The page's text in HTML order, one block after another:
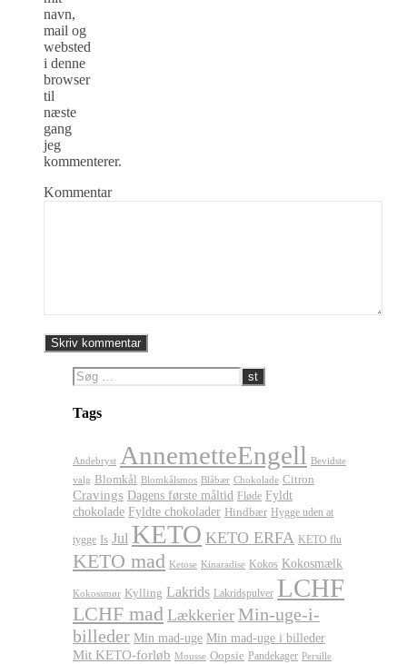
navn,
mail og
websted
i denne
browser
til
næste
gang
jeg
kommenterer.
Kommentar
Tags
Andebryst AnnemetteEngell Bevidste
valg
Blomkål Blomkålsmos Blåbær Chokolade Citron
Cravings Dagens første måltid Fløde Fyldt
chokolade Fyldte chokolader Hindbær Hygge uden at
tygge Is Jul KETO KETO ERFA KETO flu
KETO mad Ketose Kinaradise Kokos Kokosmælk
Kokossmør Kylling Lakrids Lakridspulver LCHF
LCHF mad Lækkerier Min-uge-i-
billeder Min mad-uge Min mad-uge i billeder
Mit KETO-forløb Mousse Oopsie Pandekager Persille